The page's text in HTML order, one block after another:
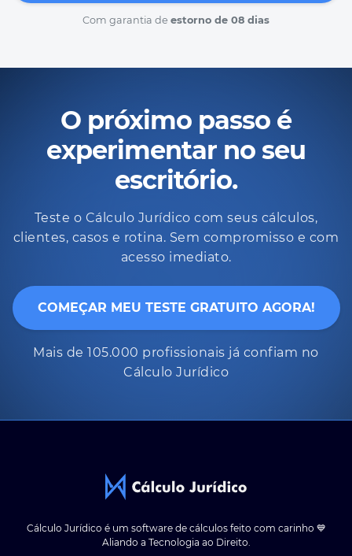
Com garantia de estorno de 08 dias
O próximo passo é
experimentar no seu
escritório.
Teste o Cálculo Jurídico com seus cálculos,
clientes, casos e rotina. Sem compromisso e com
acesso imediato.
COMEÇAR MEU TESTE GRATUITO AGORA!
Mais de 105.000 profissionais já confiam no
Cálculo Jurídico
Cálculo Jurídico é um software de cálculos feito com carinho 💙
Aliando a Tecnologia ao Direito.